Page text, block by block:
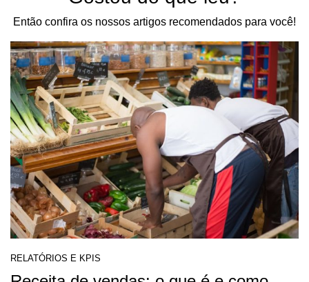
Então confira os nossos artigos recomendados para você!
RELATÓRIOS E KPIS